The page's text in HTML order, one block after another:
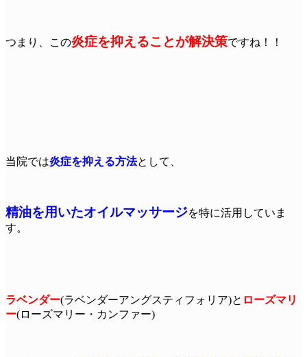
つまり、この炎症を抑えることが解決策ですね！！
当院では炎症を抑える方法として、
精油を用いたオイルマッサージを特に活用していま
す。
ラベンダー(ラベンダーアングスティフォリア)と ローズマリ
ー(ローズマリー・カンファー)